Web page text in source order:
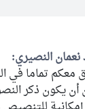
نعمان النصيري:
معكم تماما
أن يكون ذكر